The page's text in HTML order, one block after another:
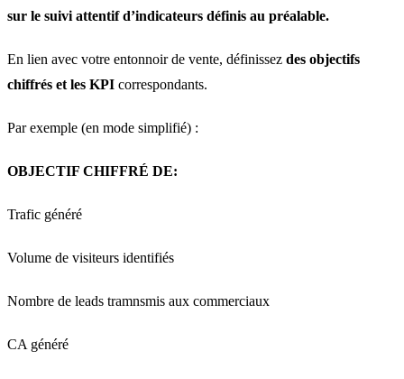
sur le suivi attentif d’indicateurs définis au préalable.
En lien avec votre entonnoir de vente, définissez des objectifs
chiffrés et les KPI correspondants.
Par exemple (en mode simplifié) :
OBJECTIF CHIFFRÉ DE:
Trafic généré
Volume de visiteurs identifiés
Nombre de leads tramnsmis aux commerciaux
CA généré